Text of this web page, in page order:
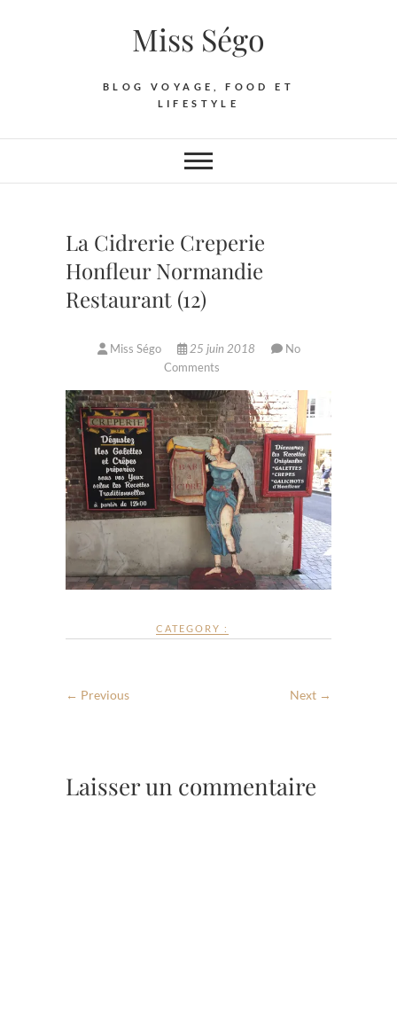
Miss Ségo
BLOG VOYAGE, FOOD ET
LIFESTYLE
La Cidrerie Creperie
Honfleur Normandie
Restaurant (12)
Miss Ségo 25 juin 2018
No
Comments
CATEGORY :
← Previous Next →
Laisser un commentaire